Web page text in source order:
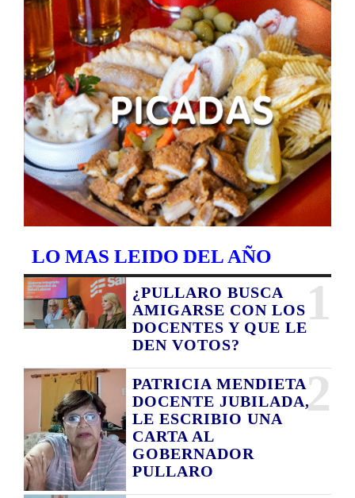
LO MAS LEIDO DEL AÑO
1
¿PULLARO BUSCA
AMIGARSE CON LOS
DOCENTES Y QUE LE
DEN VOTOS?
2
PATRICIA MENDIETA
DOCENTE JUBILADA,
LE ESCRIBIO UNA
CARTA AL
GOBERNADOR
PULLARO